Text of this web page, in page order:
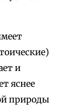
и
яснее
природы